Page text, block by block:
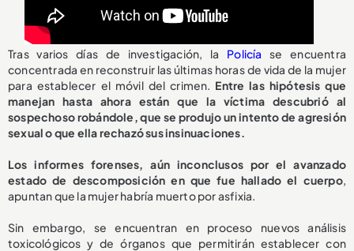
Tras varios días de investigación, la Policía se encuentra
concentrada en reconstruir las últimas horas de vida de la mujer
para establecer el móvil del crimen. Entre las hipótesis que
manejan hasta ahora están que la víctima descubrió al
sospechoso robándole, que se produjo un intento de agresión
sexual o que ella rechazó sus insinuaciones.
Los informes forenses, aún inconclusos por el avanzado
estado de descomposición en que fue hallado el cuerpo,
apuntan que la mujer habría muerto por asfixia.
Sin embargo, se encuentran en proceso nuevos análisis
toxicológicos y de órganos que permitirán establecer con